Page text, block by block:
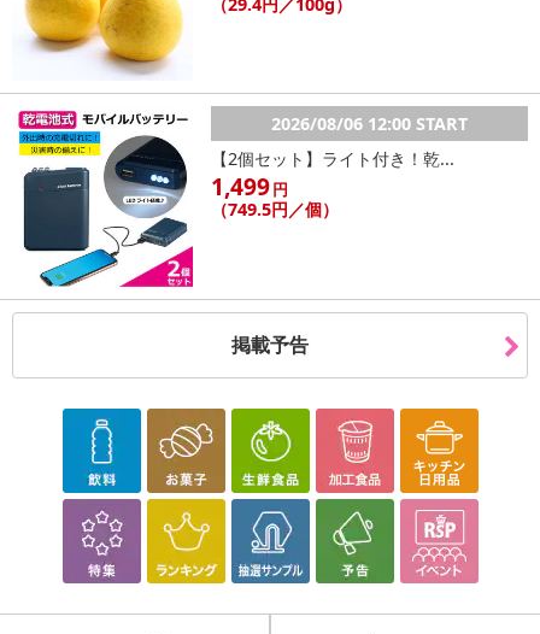
2026/08/06 12:00 START
【2個セット】ライト付き！乾...
1,499円
（749.5円／個）
掲載予告